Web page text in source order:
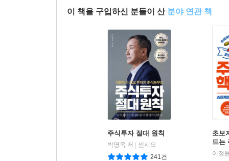
단타나 스윙도 전혀 할 수 없기 때문이다. 연구소
않게 되었다. -황금시내(의사, 37세)
이 책을 구입하신 분들이 산 분야 연관 책
주식투자 절대 원칙
박영옥 저
센시오
241건
초보
드는
이정